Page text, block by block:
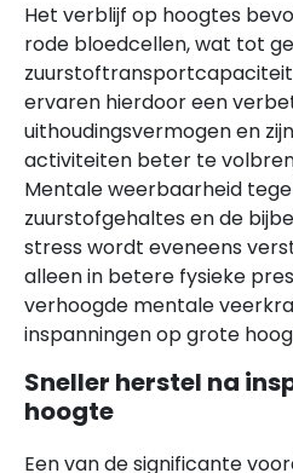
Het verblijf op hoogtes
rode bloedcellen, wat tot
ervaren hierdoor een
uithoudingsvermogen en
activiteiten beter te
Mentale weerbaarheid
zuurstofgehaltes en de
stress wordt eveneens
alleen in betere fysieke
verhoogde mentale
inspanningen op grote
Sneller herstel na
hoogte
Een van de significante